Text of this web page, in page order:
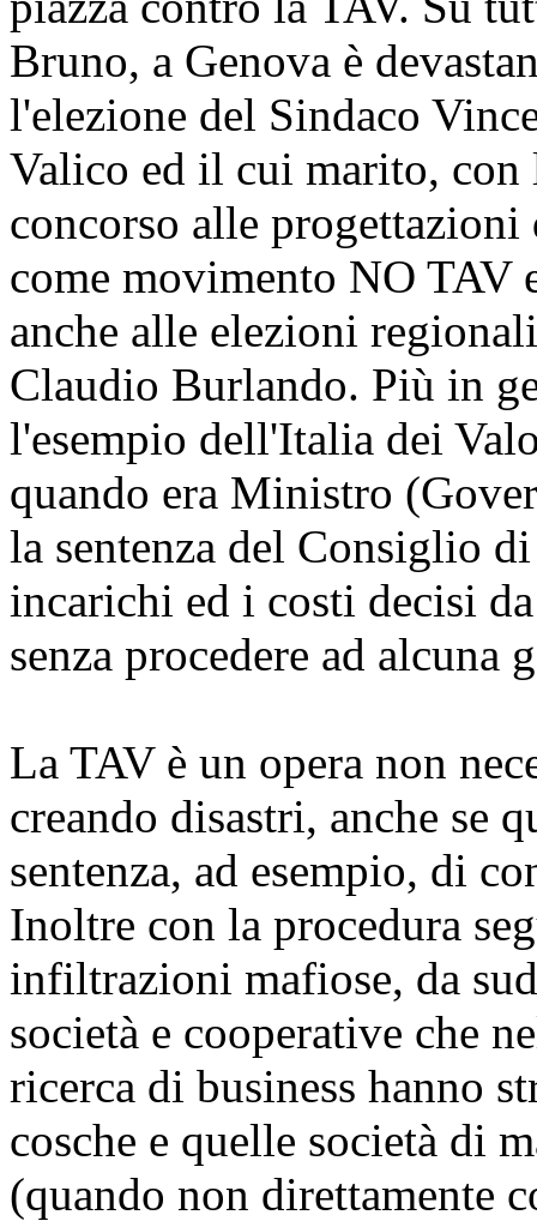
Bruno, a Genova è
l'elezione del Sindaco
Valico ed il cui marito, con
concorso alle
come movimento NO TAV
anche alle elezioni
Claudio Burlando. Più in
l'esempio dell'Italia dei
quando era Ministro
la sentenza del Consiglio
incarichi ed i costi decisi
senza procedere ad alcuna
La TAV è un opera non
creando disastri, anche se
sentenza, ad esempio, di
Inoltre con la procedura
infiltrazioni mafiose, da
società e cooperative che
ricerca di business hanno
cosche e quelle società di
(quando non direttamente